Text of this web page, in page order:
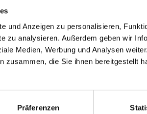
und Anzeigen zu personalisieren,
zu analysieren. Außerdem geben wir
Medien, Werbung und Analysen
zusammen, die Sie ihnen bereitgestellt
Präferenzen